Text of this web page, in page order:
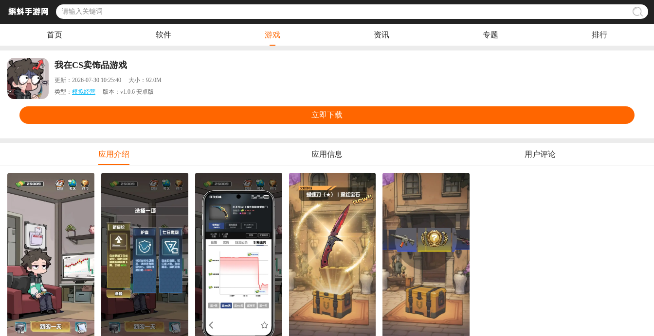
首页 软件 游戏 资讯 专题 排行
我在CS卖饰品游戏
更新： 2026-07-30 10:25:40 大小： 92.0M
类型： 模拟经营 版本： v1.0.6 安卓版
立即下载
应用介绍 应用信息 用户评论